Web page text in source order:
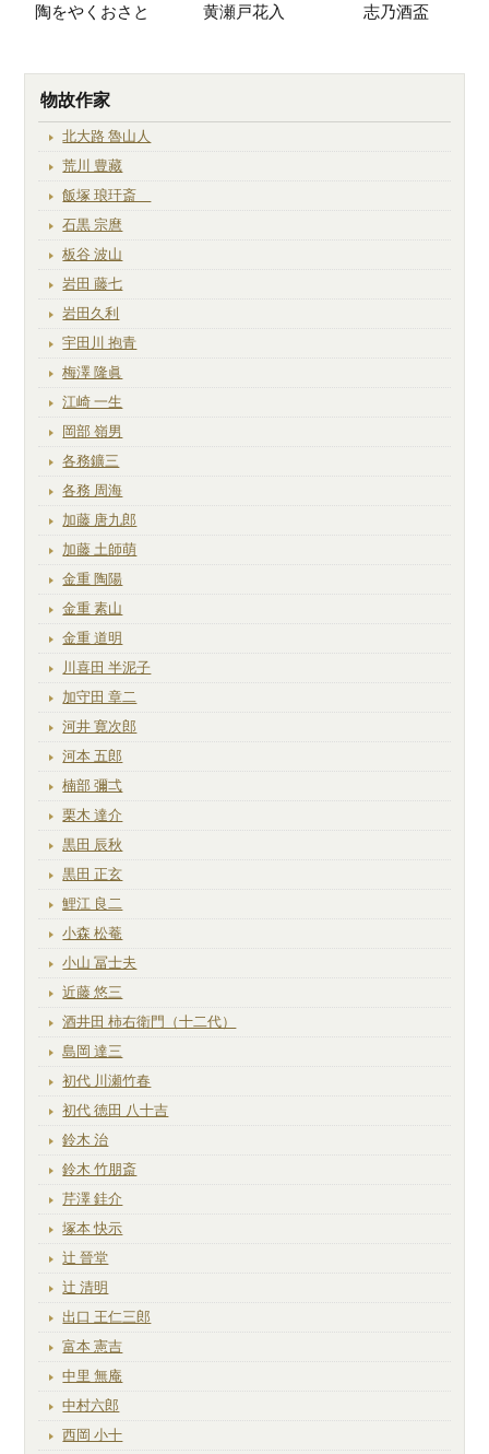
陶をやくおさと 黄瀬戸花入 志乃酒盃
物故作家
北大路 魯山人
荒川 豊藏
飯塚 琅玕斎
石黒 宗麿
板谷 波山
岩田 藤七
岩田久利
宇田川 抱青
梅澤 隆眞
江崎 一生
岡部 嶺男
各務鑛三
各務 周海
加藤 唐九郎
加藤 土師萌
金重 陶陽
金重 素山
金重 道明
川喜田 半泥子
加守田 章二
河井 寛次郎
河本 五郎
楠部 彌弌
栗木 達介
黒田 辰秋
黒田 正玄
鯉江 良二
小森 松菴
小山 冨士夫
近藤 悠三
酒井田 柿右衛門（十二代）
島岡 達三
初代 川瀬竹春
初代 徳田 八十吉
鈴木 治
鈴木 竹朋斎
芹澤 銈介
塚本 快示
辻 晉堂
辻 清明
出口 王仁三郎
富本 憲吉
中里 無庵
中村六郎
西岡 小十